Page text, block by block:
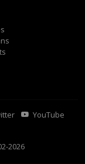
YouTube
2026